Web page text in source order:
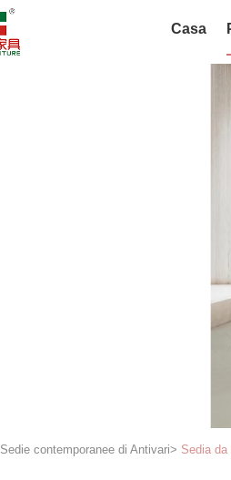
Casa
Sedie contemporanee di Antivari> Sedia da